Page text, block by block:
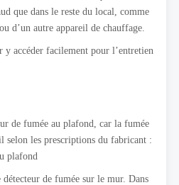
que dans le reste du local, comme
d’un autre appareil de chauffage.
accéder facilement pour l’entretien
de fumée au plafond, car la fumée
selon les prescriptions du fabricant :
plafond
de fumée sur le mur. Dans